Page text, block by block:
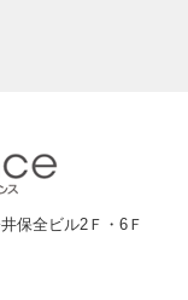
保全ビル2Ｆ・6Ｆ